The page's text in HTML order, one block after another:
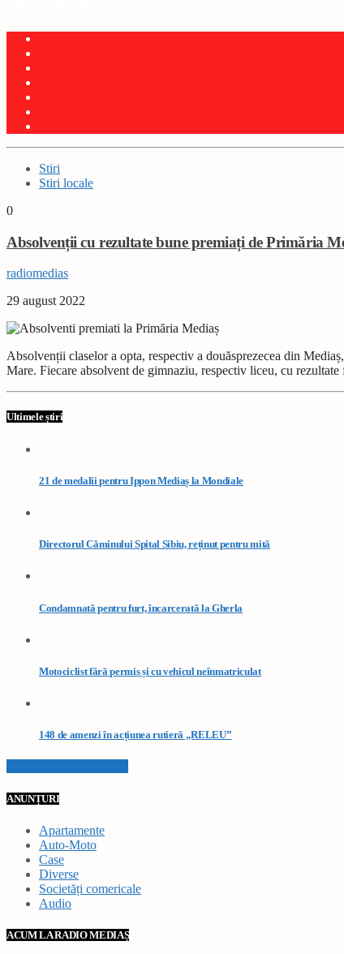
Stiri
Stiri locale
0
Absolvenții cu rezultate bune premiați de Primăria
radiomedias
29 august 2022
Absolvenții claselor a opta, respectiv a douăsprezecea din
Mare. Fiecare absolvent de gimnaziu, respectiv liceu, cu
Ultimele știri
21 de medalii pentru Ippon Mediaș la Mondiale
Directorul Căminului Spital Sibiu, reținut pentru mită
Condamnată pentru furt, încarcerată la Gherla
Motociclist fără permis și cu vehicul neînmatriculat
148 de amenzi în acțiunea rutieră „RELEU”
ANUNȚURI
Apartamente
Auto-Moto
Case
Diverse
Societăți comericale
Audio
ACUM LA RADIO MEDIAȘ